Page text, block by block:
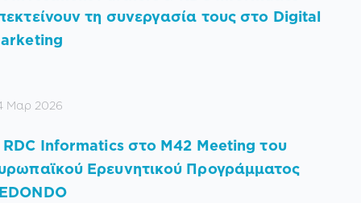
τη συνεργασία τους στο Digital
Μαρ 2026
Informatics στο M42 Meeting του
Ερευνητικού Προγράμματος